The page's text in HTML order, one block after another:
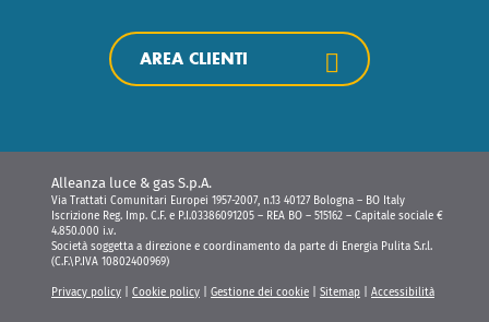
AREA CLIENTI
Alleanza luce & gas S.p.A.
Via Trattati Comunitari Europei 1957-2007, n.13 40127 Bologna – BO Italy
Iscrizione Reg. Imp. C.F. e P.I.03386091205 – REA BO – 515162 – Capitale sociale €
4.850.000 i.v.
Società soggetta a direzione e coordinamento da parte di Energia Pulita S.r.l.
(C.F.\P.IVA 10802400969)
Privacy policy Cookie policy Gestione dei cookie Sitemap Accessibilità